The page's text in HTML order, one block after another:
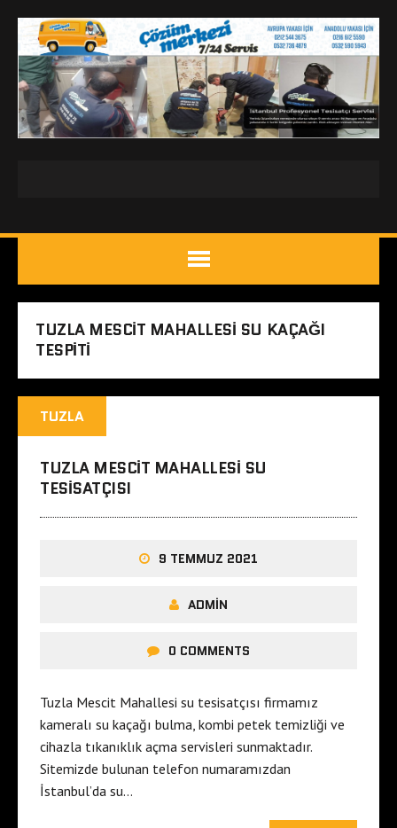
TUZLA MESCIT MAHALLESI SU KAÇAĞI
TESPITI
TUZLA
TUZLA MESCIT MAHALLESI SU
TESISATÇISI
9 TEMMUZ 2021
ADMIN
0 COMMENTS
Tuzla Mescit Mahallesi su tesisatçısı firmamız
kameralı su kaçağı bulma, kombi petek temizliği ve
cihazla tıkanıklık açma servisleri sunmaktadır.
Sitemizde bulunan telefon numaramızdan
İstanbul’da su…